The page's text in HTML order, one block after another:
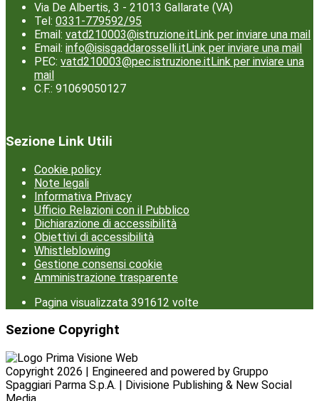
Via De Albertis, 3 - 21013 Gallarate (VA)
Tel: 0331-779592/95
Email: vatd210003@istruzione.it Link per inviare una mail
Email: info@isisgaddarosselli.it Link per inviare una mail
PEC: vatd210003@pec.istruzione.it Link per inviare una
mail
C.F.: 91069050127
Sezione Link Utili
Cookie policy
Note legali
Informativa Privacy
Ufficio Relazioni con il Pubblico
Dichiarazione di accessibilità
Obiettivi di accessibilità
Whistleblowing
Gestione consensi cookie
Amministrazione trasparente
Pagina visualizzata 391612 volte
Sezione Copyright
Copyright 2026 | Engineered and powered by Gruppo
Spaggiari Parma S.p.A. | Divisione Publishing & New Social